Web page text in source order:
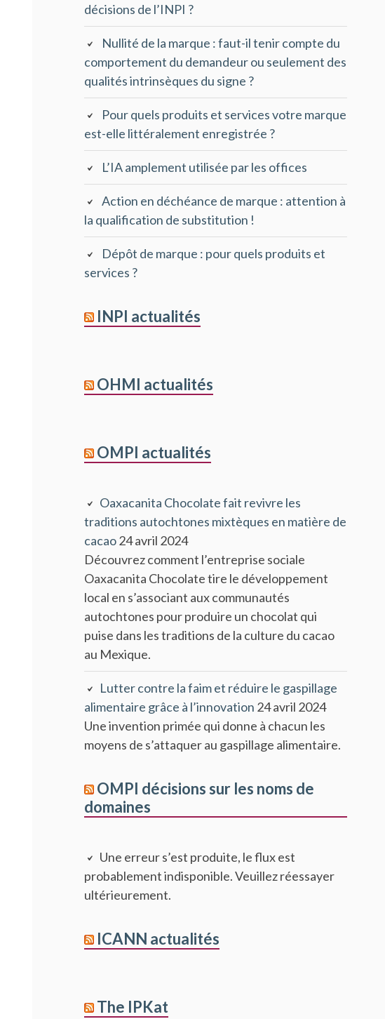
décisions de l’INPI ?
Nullité de la marque : faut-il tenir compte du
comportement du demandeur ou seulement des
qualités intrinsèques du signe ?
Pour quels produits et services votre marque
est-elle littéralement enregistrée ?
L’IA amplement utilisée par les offices
Action en déchéance de marque : attention à
la qualification de substitution !
Dépôt de marque : pour quels produits et
services ?
INPI actualités
OHMI actualités
OMPI actualités
Oaxacanita Chocolate fait revivre les
traditions autochtones mixtèques en matière de
cacao24 avril 2024
Découvrez comment l’entreprise sociale
Oaxacanita Chocolate tire le développement
local en s’associant aux communautés
autochtones pour produire un chocolat qui
puise dans les traditions de la culture du cacao
au Mexique.
Lutter contre la faim et réduire le gaspillage
alimentaire grâce à l’innovation 24 avril 2024
Une invention primée qui donne à chacun les
moyens de s’attaquer au gaspillage alimentaire.
OMPI décisions sur les noms de
domaines
Une erreur s’est produite, le flux est
probablement indisponible. Veuillez réessayer
ultérieurement.
ICANN actualités
The IPKat